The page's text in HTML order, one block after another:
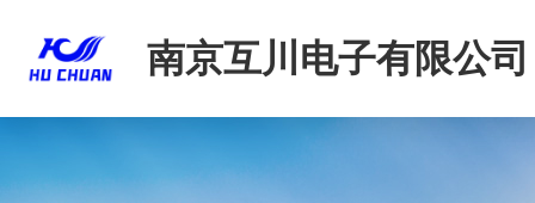
南京互川电子有限公司